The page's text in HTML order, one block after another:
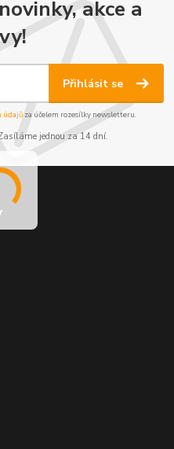
akce a
Přihlásit se
údajůza účelem rozesílky newsletteru.
jednou za 14 dní.